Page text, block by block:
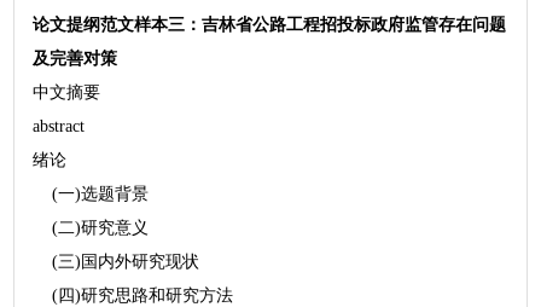
论文提纲范文样本三：吉林省公路工程招投标政府监管存在问题
及完善对策
中文摘要
abstract
绪论
(一)选题背景
(二)研究意义
(三)国内外研究现状
(四)研究思路和研究方法